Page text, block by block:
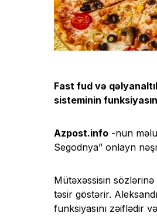
Fast fud və
sisteminin
Azpost.info -nun
Segodnya” onlayn
Mütəxəssisin sözlərinə
təsir göstərir.
funksiyasını zəiflədir